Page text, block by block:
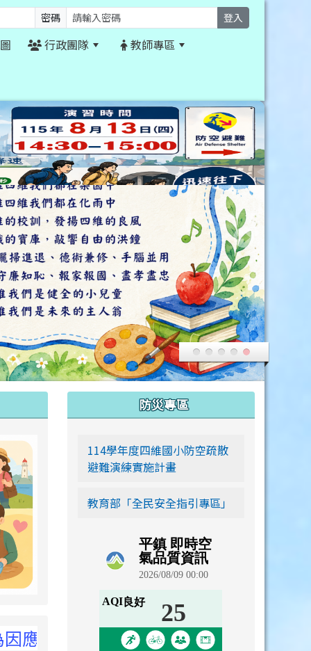
密碼 登入
行政團隊
教師專區
link to https://siwei-family.work-
NCC官網
防災專區
114學年度四維國小防空疏散
避難演練實施計畫
教育部「全民安全指引專區」